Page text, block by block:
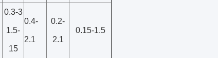
0.3-3
1.5-
15
0.4-
2.1
0.2-
2.1
0.15-1.5